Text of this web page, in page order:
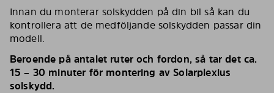
Innan du monterar solskydden på din bil så kan du
kontrollera att de medföljande solskydden passar din
modell.
Beroende på antalet ruter och fordon, så tar det ca.
15 – 30 minuter för montering av Solarplexius
solskydd.